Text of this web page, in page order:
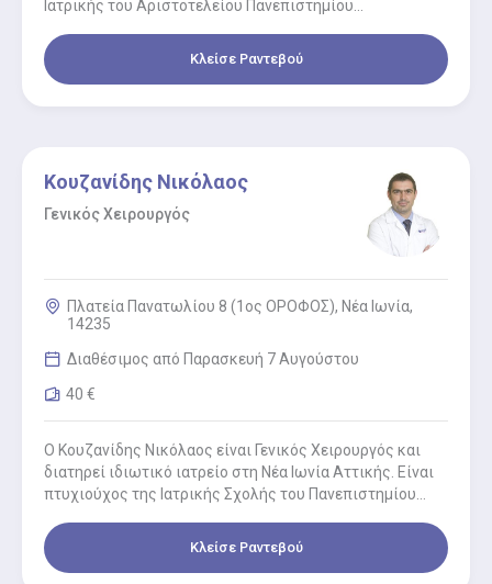
Ιατρικής του Αριστοτελείου Πανεπιστημίου
παιδιατρικό…
Κλείσε Ραντεβού
Κουζανίδης Νικόλαος
Γενικός Χειρουργός
Πλατεία Πανατωλίου 8 (1ος ΟΡΟΦΟΣ), Νέα Ιωνία,
14235
Διαθέσιμος από Παρασκευή 7 Αυγούστου
40 €
Ο Κουζανίδης Νικόλαος είναι Γενικός Χειρουργός και
διατηρεί ιδιωτικό ιατρείο στη Νέα Ιωνία Αττικής. Είναι
πτυχιούχος της Ιατρικής Σχολής του Πανεπιστημίου
Κλείσε Ραντεβού